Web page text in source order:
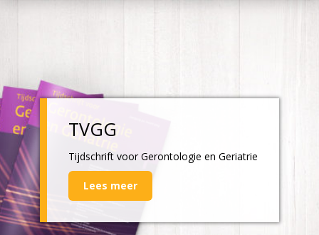
TVGG
Tijdschrift voor Gerontologie en Geriatrie
Lees meer